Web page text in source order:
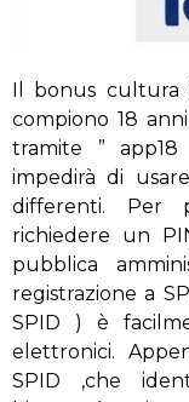
Il bonus cultura
compiono 18
tramite ”
impedirà di
differenti. Per
richiedere un
pubblica
registrazione a
SPID ) è
elettronici.
SPID ,che